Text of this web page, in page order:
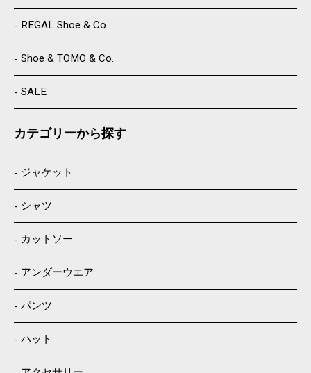
REGAL Shoe & Co.
Shoe & TOMO & Co.
SALE
カテゴリーから探す
ジャケット
シャツ
カットソー
アンダーウエア
パンツ
ハット